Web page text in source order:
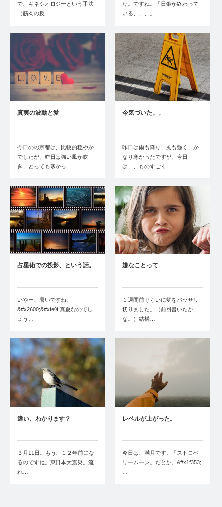
で、キネシオロジーという手法
（筋肉の反…
り。ですね。「日銀が終わって
いる、、、。…
真実の波動と愛
今日のの京都は、比較的穏やか
でしたが、昨日は強い風が吹
き、とっても寒かっ…
今気づいた。。
昨日は雨も降り、風も強く、か
なり寒かったですが、今日
は、、ものすごく…
占星術での投影、という話。
いやー、暑いですね。
&#x2600;&#xfe0f;真夏なのでし
ょう…
嫌なことって
１週間前ぐらいに髪をバッサリ
切りました。（前回書いたか
な。）結構…
違い、わかります？
３月11日。もう、１２年前にな
るのですね。東日本大震災。流
れ…
レベルが上がった。
今日は、満月です。「ストロベ
リームーン」だとか。&#x1f353;